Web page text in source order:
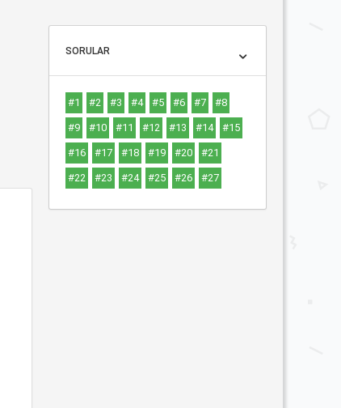
SORULAR
#1 #2 #3 #4 #5 #6 #7 #8
#9 #10 #11 #12 #13 #14 #15
#16 #17 #18 #19 #20 #21
#22 #23 #24 #25 #26 #27